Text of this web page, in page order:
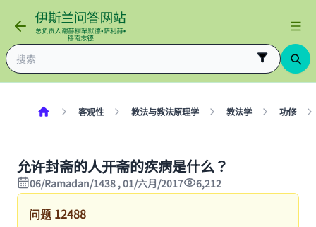
客观性 教法与教法原理学 教法学 功修
允许封斋的人开斋的疾病是什么？
06/Ramadan/1438 , 01/六月/2017 6,212
问题 12488